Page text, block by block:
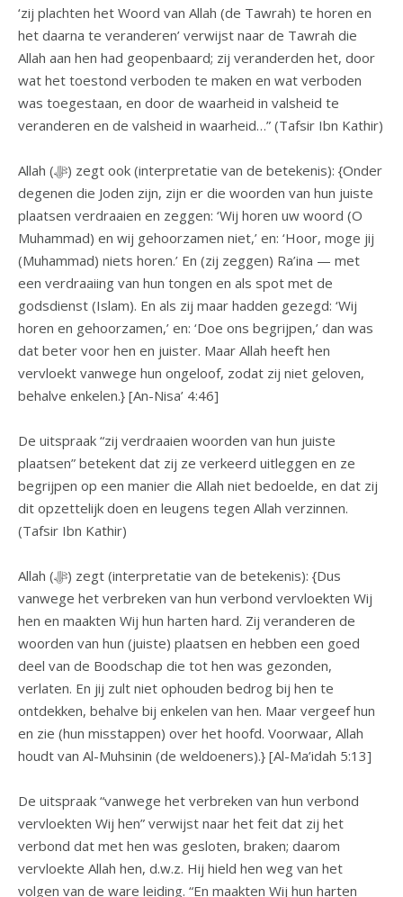
‘zij plachten het Woord van Allah (de Tawrah) te horen en
het daarna te veranderen’ verwijst naar de Tawrah die
Allah aan hen had geopenbaard; zij veranderden het, door
wat het toestond verboden te maken en wat verboden
was toegestaan, en door de waarheid in valsheid te
veranderen en de valsheid in waarheid…” (Tafsir Ibn Kathir)
Allah (ﷻ) zegt ook (interpretatie van de betekenis): {Onder
degenen die Joden zijn, zijn er die woorden van hun juiste
plaatsen verdraaien en zeggen: ‘Wij horen uw woord (O
Muhammad) en wij gehoorzamen niet,’ en: ‘Hoor, moge jij
(Muhammad) niets horen.’ En (zij zeggen) Ra’ina — met
een verdraaiing van hun tongen en als spot met de
godsdienst (Islam). En als zij maar hadden gezegd: ‘Wij
horen en gehoorzamen,’ en: ‘Doe ons begrijpen,’ dan was
dat beter voor hen en juister. Maar Allah heeft hen
vervloekt vanwege hun ongeloof, zodat zij niet geloven,
behalve enkelen.} [An-Nisa’ 4:46]
De uitspraak “zij verdraaien woorden van hun juiste
plaatsen” betekent dat zij ze verkeerd uitleggen en ze
begrijpen op een manier die Allah niet bedoelde, en dat zij
dit opzettelijk doen en leugens tegen Allah verzinnen.
(Tafsir Ibn Kathir)
Allah (ﷻ) zegt (interpretatie van de betekenis): {Dus
vanwege het verbreken van hun verbond vervloekten Wij
hen en maakten Wij hun harten hard. Zij veranderen de
woorden van hun (juiste) plaatsen en hebben een goed
deel van de Boodschap die tot hen was gezonden,
verlaten. En jij zult niet ophouden bedrog bij hen te
ontdekken, behalve bij enkelen van hen. Maar vergeef hun
en zie (hun misstappen) over het hoofd. Voorwaar, Allah
houdt van Al-Muhsinin (de weldoeners).} [Al-Ma’idah 5:13]
De uitspraak “vanwege het verbreken van hun verbond
vervloekten Wij hen” verwijst naar het feit dat zij het
verbond dat met hen was gesloten, braken; daarom
vervloekte Allah hen, d.w.z. Hij hield hen weg van het
volgen van de ware leiding. “En maakten Wij hun harten